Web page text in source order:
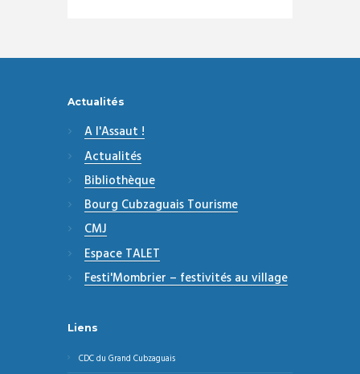
Actualités
A l'Assaut !
Actualités
Bibliothèque
Bourg Cubzaguais Tourisme
CMJ
Espace TALET
Festi'Mombrier – festivités au village
Liens
CDC du Grand Cubzaguais